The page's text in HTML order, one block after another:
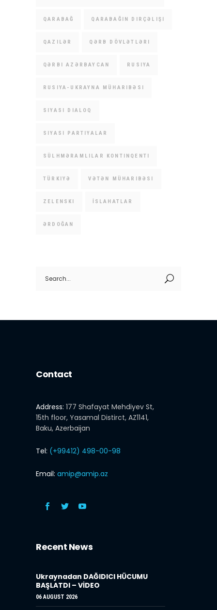
QARABAĞ QARABAĞIN DIRÇƏLIŞI
QAZILƏR QƏRB DÖVLƏTLƏRI
QƏRBI AZƏRBAYCAN RUSIYA
RUSIYA-UKRAYNA MÜHARIBƏSI
SIYASI DIALOQ
SIYASI PARTIYALAR
SÜLHMƏRAMLILAR KONTINQENTI
TÜRKIYƏ VƏTƏN MÜHARIBƏSI
ZELENSKI İSLAHATLAR
ƏRDOĞAN
for:
Contact
Address: 177 Shafayat Mehdiyev St,
15th floor, Yasamal Distirct, AZ1141,
Baku, Azerbaijan
Tel: (+99412) 498-00-98
Email: amip@amip.az
Recent News
Ukraynadan DAĞIDICI HÜCUMU
BAŞLATDI – VİDEO
06 AUGUST 2026